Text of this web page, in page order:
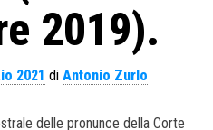
2019).
2021 di Antonio Zurlo
delle pronunce della Corte